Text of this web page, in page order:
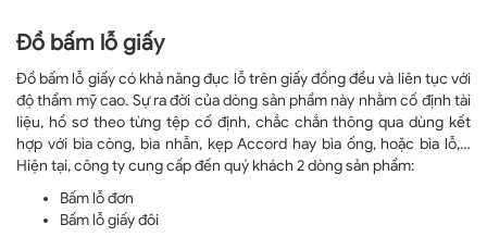
Đồ bấm lỗ giấy
Đồ bấm lỗ giấy có khả năng đục lỗ trên giấy đồng đều và liên tục với
độ thẩm mỹ cao. Sự ra đời của dòng sản phẩm này nhằm cố định tài
liệu, hồ sơ theo từng tệp cố định, chắc chắn thông qua dùng kết
hợp với bìa còng, bìa nhẫn, kẹp Accord hay bìa ống, hoặc bìa lỗ,…
Hiện tại, công ty cung cấp đến quý khách 2 dòng sản phẩm:
Bấm lỗ đơn
Bấm lỗ giấy đôi